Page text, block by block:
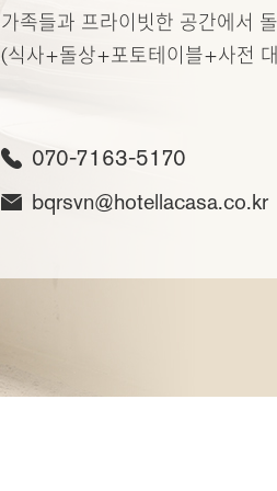
가족들과 프라이빗한 공간에서
(식사+돌상+포토테이블+사전
070-7163-5170
bqrsvn@hotellacasa.co.kr